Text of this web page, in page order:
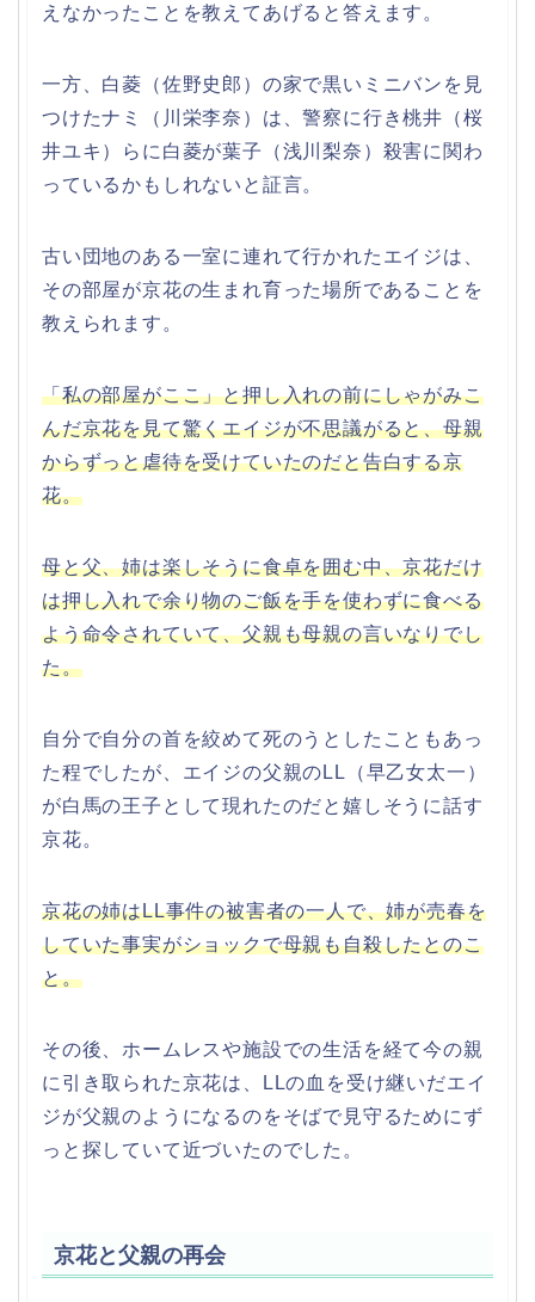
えなかったことを教えてあげると答えます。
一方、白菱（佐野史郎）の家で黒いミニバンを見
つけたナミ（川栄李奈）は、警察に行き桃井（桜
井ユキ）らに白菱が葉子（浅川梨奈）殺害に関わ
っているかもしれないと証言。
古い団地のある一室に連れて行かれたエイジは、
その部屋が京花の生まれ育った場所であることを
教えられます。
「私の部屋がここ」と押し入れの前にしゃがみこ
んだ京花を見て驚くエイジが不思議がると、母親
からずっと虐待を受けていたのだと告白する京
花。
母と父、姉は楽しそうに食卓を囲む中、京花だけ
は押し入れで余り物のご飯を手を使わずに食べる
よう命令されていて、父親も母親の言いなりでし
た。
自分で自分の首を絞めて死のうとしたこともあっ
た程でしたが、エイジの父親のLL（早乙女太一）
が白馬の王子として現れたのだと嬉しそうに話す
京花。
京花の姉はLL事件の被害者の一人で、姉が売春を
していた事実がショックで母親も自殺したとのこ
と。
その後、ホームレスや施設での生活を経て今の親
に引き取られた京花は、LLの血を受け継いだエイ
ジが父親のようになるのをそばで見守るためにず
っと探していて近づいたのでした。
京花と父親の再会